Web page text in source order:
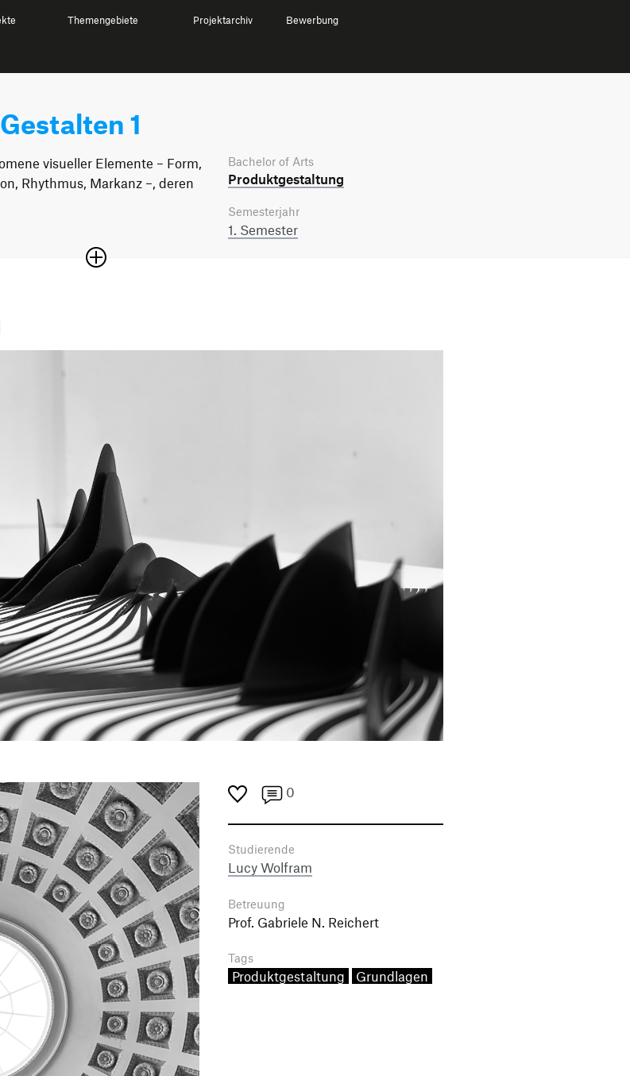
Themengebiete Projektarchiv Bewerbung
1
visueller Elemente – Form,
Rhythmus, Markanz –, deren
Bachelor of Arts
Produkt­gestaltung
Semesterjahr
1. Semester
0
Studierende
Lucy Wolfram
Betreuung
Prof. Gabriele N. Reichert
Tags
Produktgestaltung Grundlagen